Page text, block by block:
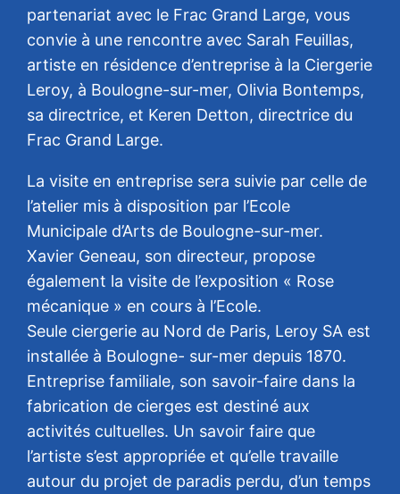
partenariat avec le Frac Grand Large, vous
convie à une rencontre avec Sarah Feuillas,
artiste en résidence d’entreprise à la Ciergerie
Leroy, à Boulogne-sur-mer, Olivia Bontemps,
sa directrice, et Keren Detton, directrice du
Frac Grand Large.
La visite en entreprise sera suivie par celle de
l’atelier mis à disposition par l’Ecole
Municipale d’Arts de Boulogne-sur-mer.
Xavier Geneau, son directeur, propose
également la visite de l’exposition « Rose
mécanique » en cours à l’Ecole.
Seule ciergerie au Nord de Paris, Leroy SA est
installée à Boulogne- sur-mer depuis 1870.
Entreprise familiale, son savoir-faire dans la
fabrication de cierges est destiné aux
activités cultuelles. Un savoir faire que
l’artiste s’est appropriée et qu’elle travaille
autour du projet de paradis perdu, d’un temps